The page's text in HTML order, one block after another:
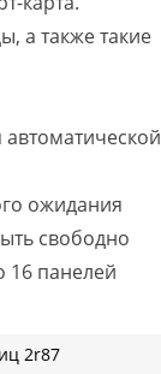
а также такие
ожидания
свободно
16 панелей